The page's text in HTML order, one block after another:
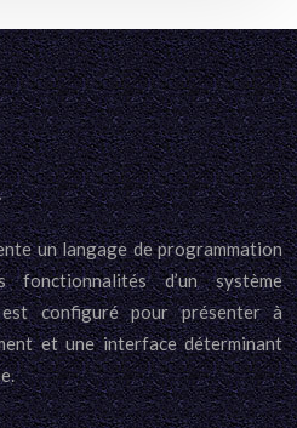
un langage de programmation
fonctionnalités d’un système
configuré pour présenter à
et une interface déterminant